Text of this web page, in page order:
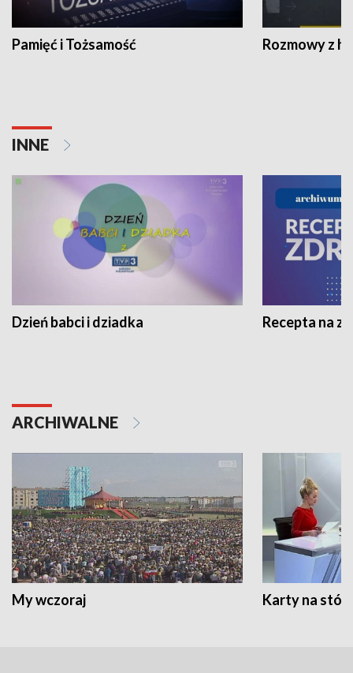
Pamięć i Tożsamość Rozmowy z
INNE
Dzień babci i dziadka Recepta na
ARCHIWALNE
My wczoraj Karty na